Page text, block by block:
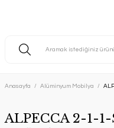
Anasayfa Alüminyum Mobilya
ALPECCA 2-1-1-